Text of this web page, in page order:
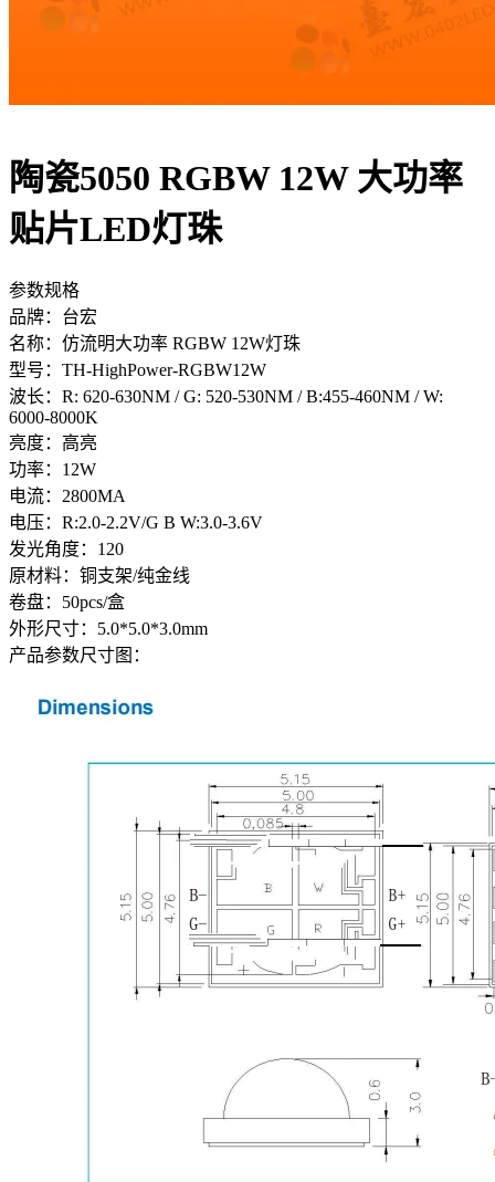
陶瓷5050 RGBW 12W 大功率
贴片LED灯珠
参数规格
品牌：台宏
名称：仿流明大功率 RGBW 12W灯珠
型号：TH-HighPower-RGBW12W
波长：R: 620-630NM / G: 520-530NM / B:455-460NM / W:
6000-8000K
亮度：高亮
功率：12W
电流：2800MA
电压：R:2.0-2.2V/G B W:3.0-3.6V
发光角度：120
原材料：铜支架/纯金线
卷盘：50pcs/盒
外形尺寸：5.0*5.0*3.0mm
产品参数尺寸图：